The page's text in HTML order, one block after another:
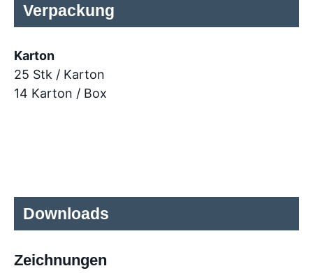
Verpackung
Karton
25 Stk / Karton
14 Karton / Box
Downloads
Zeichnungen